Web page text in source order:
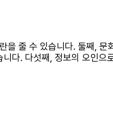
을 줄 수 있습니다. 둘째, 문
다. 다섯째, 정보의 오인으